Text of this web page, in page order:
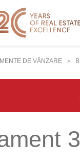
DE VÂNZARE >